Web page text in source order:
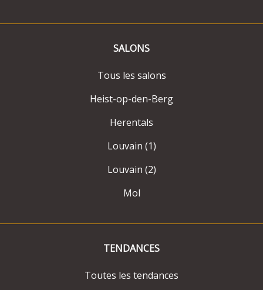
SALONS
Tous les salons
Heist-op-den-Berg
Herentals
Louvain (1)
Louvain (2)
Mol
TENDANCES
Toutes les tendances